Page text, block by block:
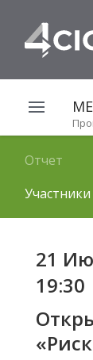
Отчет
Участники
21
19:30